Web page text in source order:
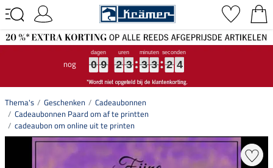
nog 0
0
0
0 9
9
9
9 2
2
2
2 3
3
3
3 3
3
3
3 3
3
3
3 2
2
2
2 3
4
3
4
Thema's Geschenken
Cadeaubonnen
Cadeaubonnen Paard om af te printten
cadeaubon om online uit te printen